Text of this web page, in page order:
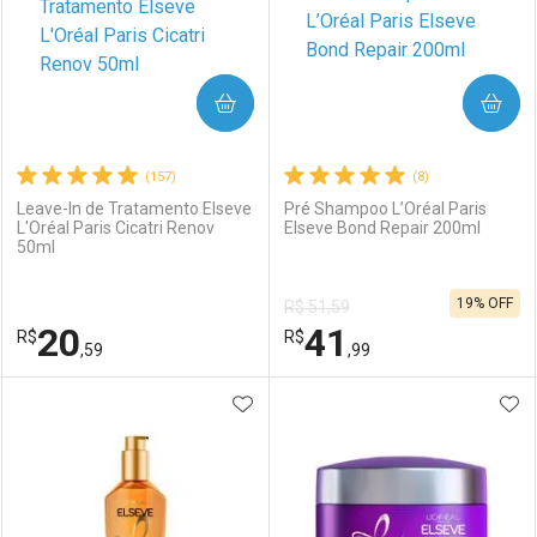
(157)
Leave-In de Tratamento Elseve
L'Oréal Paris Cicatri Renov
50ml
R$20,59
COMPRAR
Laboratório
Por Menos
(8)
Pré Shampoo L’Oréal Paris
Elseve Bond Repair 200ml
R$ 51,59
R$41 ,99
19% OFF
COMPRAR
Laboratório
Por Menos
ADICIONAR AOS FAVORITOS